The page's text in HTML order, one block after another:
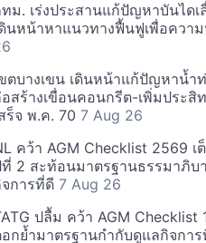
ม. เร่งประสานแก้ปัญหาบันได
นหน้าหาแนวทางฟื้นฟูเพื่อควา
ตบางเขน เดินหน้าแก้ปัญหาน้ำ
สร้างเขื่อนคอนกรีต-เพิ่มประสิ
ร็จ พ.ค. 70 7 Aug 26
คว้า AGM Checklist 2569 เ
2 สะท้อนมาตรฐานธรรมาภิบ
การที่ดี 7 Aug 26
ปลื้ม คว้า AGM
กย้ำมาตรฐานกำกับดูแลกิจกา